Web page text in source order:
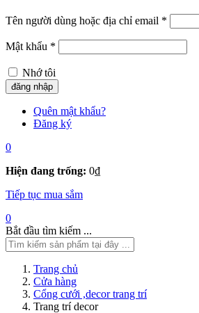
Tên người dùng hoặc địa chỉ email *
Mật khẩu *
Nhớ tôi
Quên mật khẩu?
Đăng ký
0
Hiện đang trống: 0₫
Tiếp tục mua sắm
0
Bắt đầu tìm kiếm ...
Trang chủ
Cửa hàng
Cổng cưới ,decor trang trí
Trang trí decor